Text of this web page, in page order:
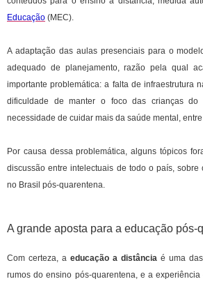
Educação (MEC).
A adaptação das aulas presenciais para o
adequado de planejamento, razão pela qual
importante problemática: a falta de infraestrutura
dificuldade de manter o foco das crianças do
necessidade de cuidar mais da saúde mental,
Por causa dessa problemática, alguns tópicos
discussão entre intelectuais de todo o país,
no Brasil pós-quarentena.
A grande aposta para a educação pós-
Com certeza, a educação a distância é uma
rumos do ensino pós-quarentena, e a